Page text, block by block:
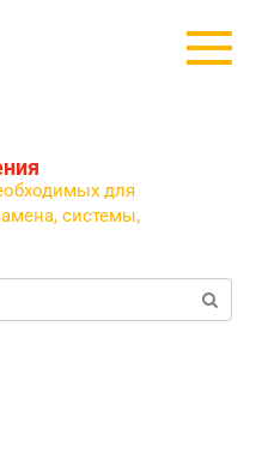
для
системы,